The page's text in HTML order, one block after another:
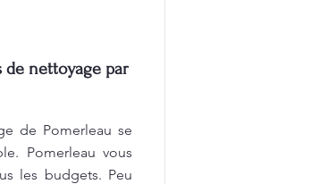
de nettoyage par
de Pomerleau se
Pomerleau vous
les budgets. Peu